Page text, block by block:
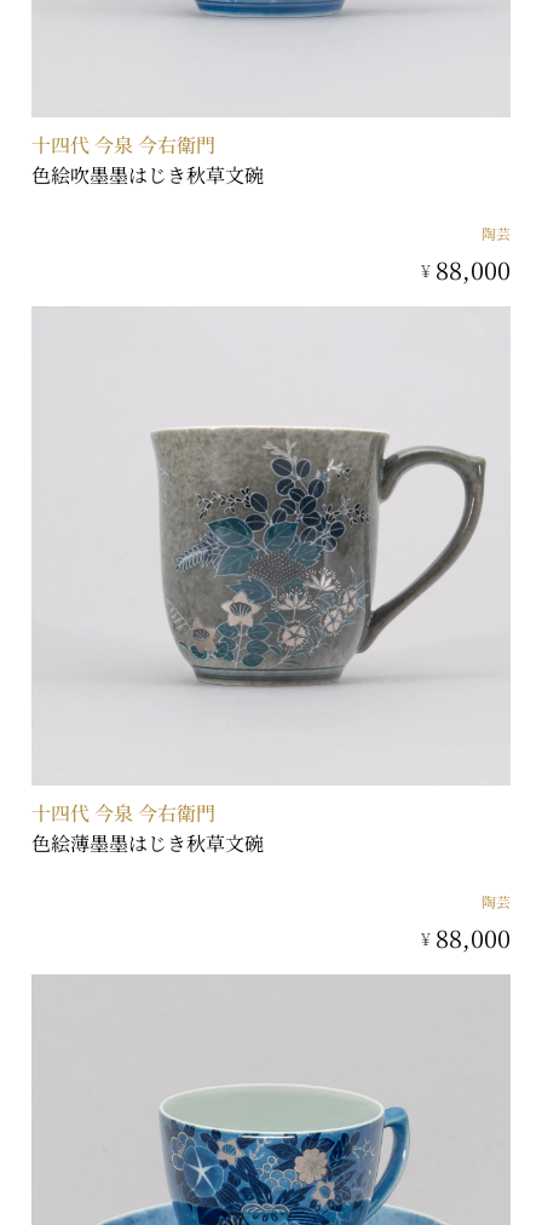
十四代 今泉 今右衛門
色絵吹墨墨はじき秋草文碗
陶芸
¥ 88,000
十四代 今泉 今右衛門
色絵薄墨墨はじき秋草文碗
陶芸
¥ 88,000